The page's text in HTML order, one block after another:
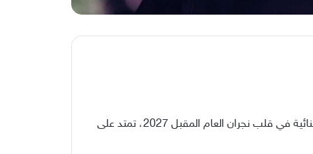
أعلن معالي رئيس مجلس إدارة الهيئة العامة للترفيه (GEA) المستشار تركي بن عبدالمحسن آل الشيخ، إطلاق وجهة ترفيهية استثنائية في قلب نجران العام المقبل 2027، تمتد على